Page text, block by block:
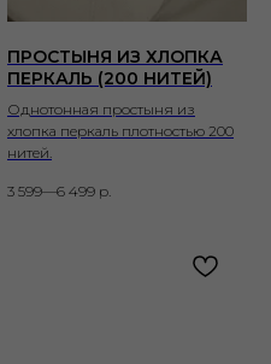
ПРОСТЫНЯ ИЗ ХЛОПКА
ПЕРКАЛЬ (200 НИТЕЙ)
Однотонная простыня из
хлопка перкаль плотностью 200
нитей.
3 599—6 499 р.